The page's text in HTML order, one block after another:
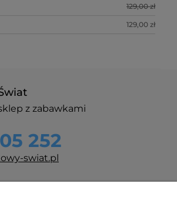
129,00 zł
129,00 zł
z zabawkami
252
swiat.pl